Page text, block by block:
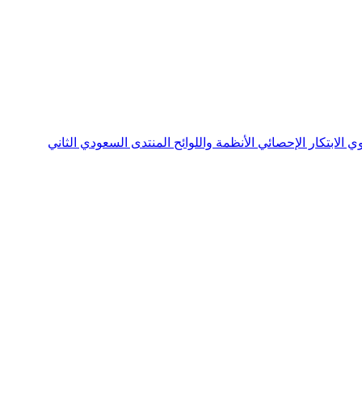
الابتكار الإحصائي الأنظمة واللوائح المنتدى السعودي الثاني